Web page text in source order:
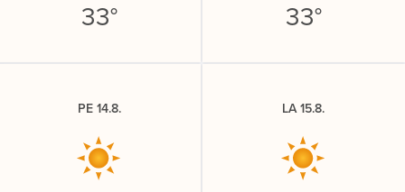
33° 33°
PE 14.8. LA 15.8.